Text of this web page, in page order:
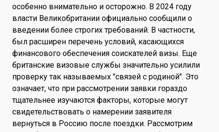
особенно внимательно и осторожно. В 2024 году
власти Великобритании официально сообщили о
введении более строгих требований. В частности,
был расширен перечень условий, касающихся
финансового обеспечения соискателей визы. Еще
британские визовые службы значительно усилили
проверку так называемых "связей с родиной". Это
означает, что при рассмотрении заявки гораздо
тщательнее изучаются факторы, которые могут
свидетельствовать о намерении заявителя
вернуться в Россию после поездки. Рассмотрим